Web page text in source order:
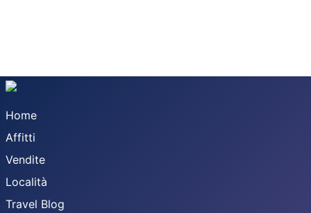
Home
Affitti
Vendite
Località
Travel Blog